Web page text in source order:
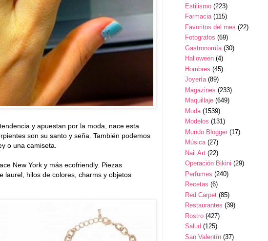
y apuestan por la moda, nace esta
son su santo y seña. También podemos
o una camiseta.
New York y más ecofriendly. Piezas
laurel, hilos de colores, charms y objetos
Estilismo (223)
Farmacia (115)
Favoritos del mes (22)
Fotografos (69)
Gastronomía (30)
Halloween (4)
Hombres (45)
Joyería (89)
Magazines (233)
Maquillaje (649)
Moda (1539)
Modelos (131)
Mundo Blogger (17)
Música (27)
Nail Art (22)
Operación Bikini (29)
Perfumes (240)
Recetas (6)
Red Carpet (85)
Restaurantes (39)
Rostro (427)
Salud (125)
San Valentín (37)